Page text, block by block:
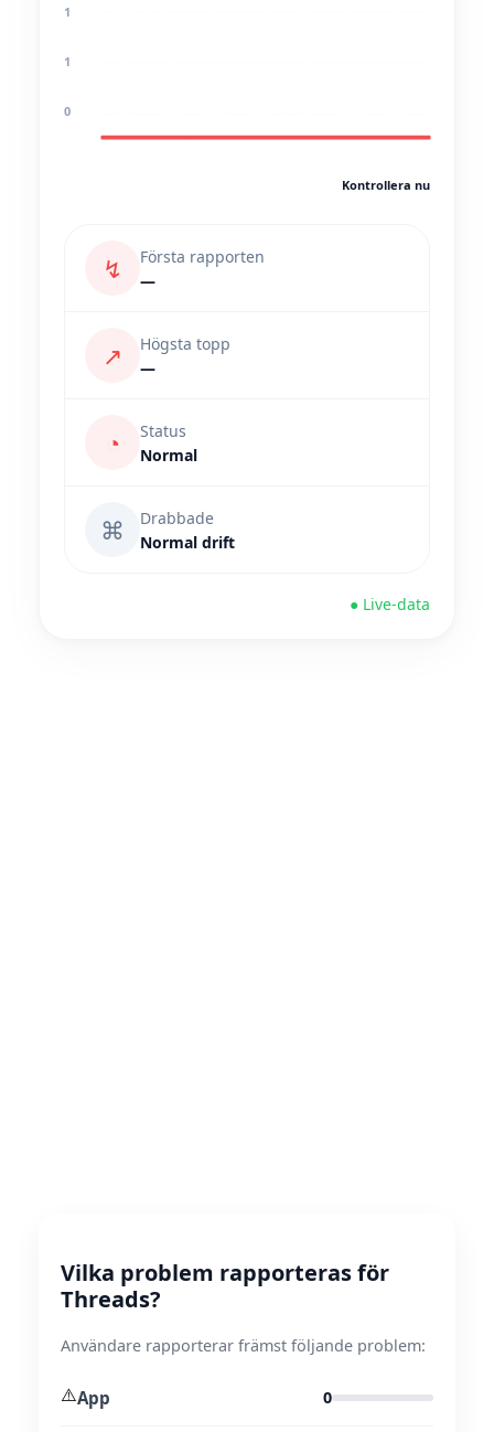
1
1
0
Kontrollera nu
↯
Första rapporten
—
↗
Högsta topp
—
◔
Status
Normal
⌘
Drabbade
Normal drift
● Live-data
Vilka problem rapporteras för
Threads?
Användare rapporterar främst följande problem:
⚠️App 0